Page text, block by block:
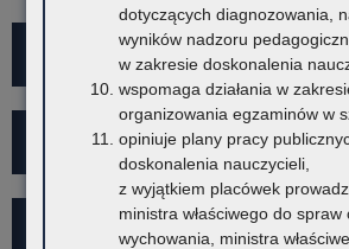
For Foreigners
Wykaz szkół i placówek
Rekrutacja
dotyczących diagnozowania,
wyników nadzoru
w zakresie doskonalenia
wspomaga działania w
organizowania egzaminów w
opiniuje plany pracy
doskonalenia nauczycieli,
z wyjątkiem placówek
ministra właściwego do spraw
wychowania, ministra